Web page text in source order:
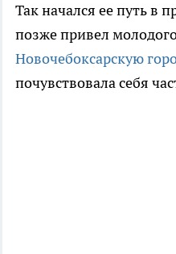
Так начался ее путь в
позже привел
Новочебоксарскую
почувствовала себя